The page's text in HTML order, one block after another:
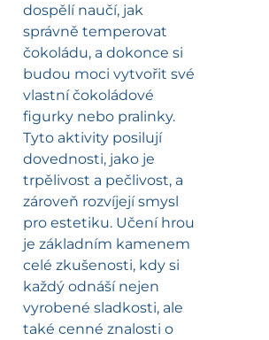
dospělí naučí, jak
správně temperovat
čokoládu, a dokonce si
budou moci vytvořit své
vlastní čokoládové
figurky nebo pralinky.
Tyto aktivity posilují
dovednosti, jako je
trpělivost a pečlivost, a
zároveň rozvíjejí smysl
pro estetiku. Učení hrou
je základním kamenem
celé zkušenosti, kdy si
každý odnáší nejen
vyrobené sladkosti, ale
také cenné znalosti o